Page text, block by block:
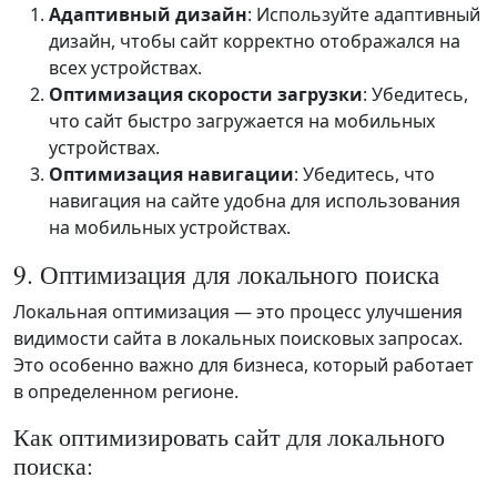
Адаптивный дизайн: Используйте адаптивный
дизайн, чтобы сайт корректно отображался на
всех устройствах.
Оптимизация скорости загрузки: Убедитесь,
что сайт быстро загружается на мобильных
устройствах.
Оптимизация навигации: Убедитесь, что
навигация на сайте удобна для использования
на мобильных устройствах.
9. Оптимизация для локального поиска
Локальная оптимизация — это процесс улучшения
видимости сайта в локальных поисковых запросах.
Это особенно важно для бизнеса, который работает
в определенном регионе.
Как оптимизировать сайт для локального
поиска: